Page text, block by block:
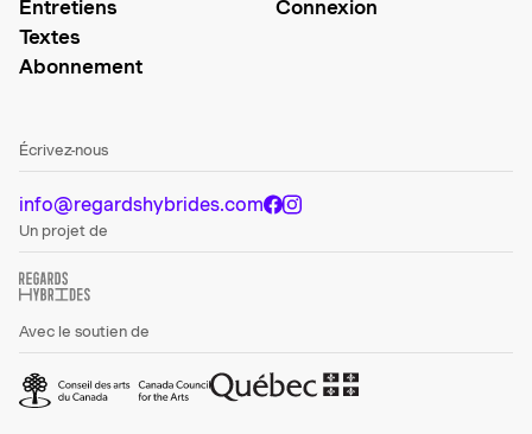
Entretiens
Textes
Abonnement
Connexion
Écrivez-nous
info@regardshybrides.com
Un projet de
Avec le soutien de